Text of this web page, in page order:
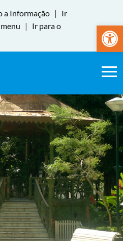
Abrir
a Informação |
Ir
|
Ir para o